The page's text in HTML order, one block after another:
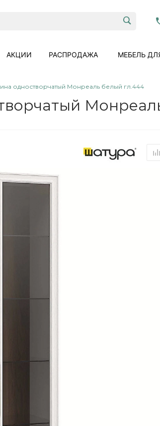
АКЦИИ РАСПРОДАЖА МЕБЕЛЬ
одностворчатый Монреаль белый гл.444